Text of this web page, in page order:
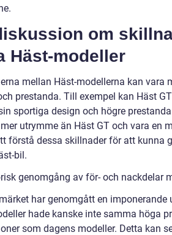
om
Häst-modeller
mellan Häst-modellerna kan vara
prestanda. Till exempel kan Häst
sportiga design och högre
utrymme än Häst GT och vara en
förstå dessa skillnader för att kunna
bil.
genomgång av för- och nackdelar
har genomgått en imponerande
hade kanske inte samma höga
som dagens modeller. Detta kan